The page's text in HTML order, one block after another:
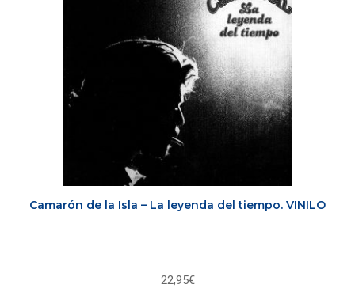
Camarón de la Isla – La leyenda del tiempo. VINILO
22,95€